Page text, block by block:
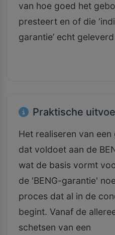
van hoe goed het
presteert en of die
garantie’ echt
Praktische
Het realiseren van
dat voldoet aan de
wat de basis vormt
de 'BENG-garantie'
proces dat al in de
begint. Vanaf de
schetsen van een